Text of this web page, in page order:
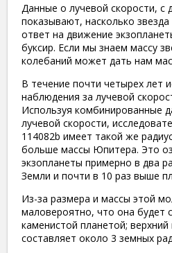
Данные о лучевой скорости, с
показывают, насколько
ответ на движение
буксир. Если мы знаем массу
колебаний может дать нам
В течение почти четырех лет
наблюдения за лучевой
Используя комбинированные
лучевой скорости,
114082b имеет такой же
больше массы Юпитера. Это
экзопланеты примерно в два
Земли и почти в 10 раз выше
Из-за размера и массы этой
маловероятно, что она будет
каменистой планетой; верхний
составляет около 3 земных